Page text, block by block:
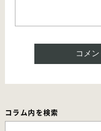
コラム内を検索
検